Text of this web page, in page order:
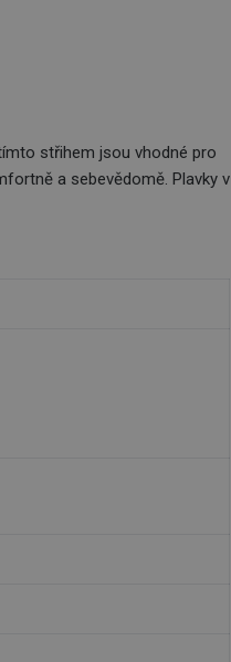
střihem jsou vhodné pro
a sebevědomě. Plavky v